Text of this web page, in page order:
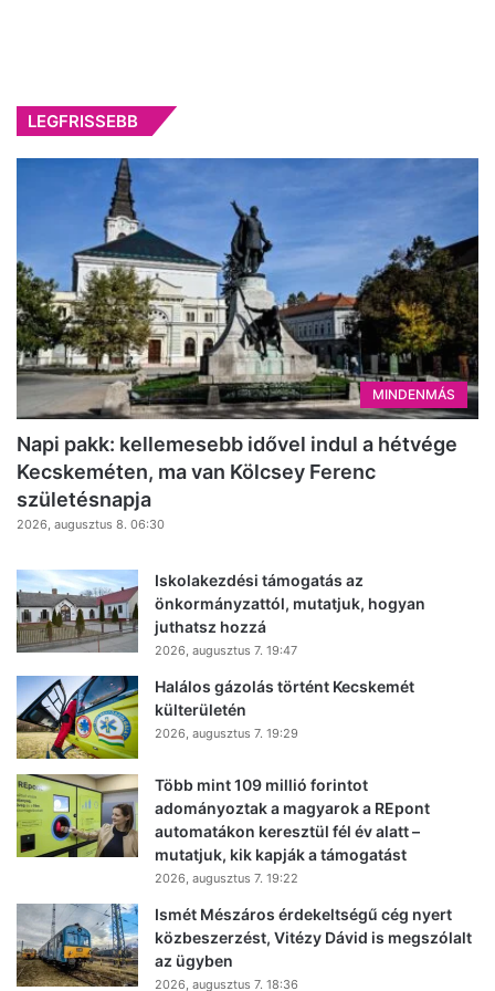
LEGFRISSEBB
MINDENMÁS
Napi pakk: kellemesebb idővel indul a hétvége
Kecskeméten, ma van Kölcsey Ferenc
születésnapja
2026, augusztus 8. 06:30
Iskolakezdési támogatás az
önkormányzattól, mutatjuk, hogyan
juthatsz hozzá
2026, augusztus 7. 19:47
Halálos gázolás történt Kecskemét
külterületén
2026, augusztus 7. 19:29
Több mint 109 millió forintot
adományoztak a magyarok a REpont
automatákon keresztül fél év alatt –
mutatjuk, kik kapják a támogatást
2026, augusztus 7. 19:22
Ismét Mészáros érdekeltségű cég nyert
közbeszerzést, Vitézy Dávid is megszólalt
az ügyben
2026, augusztus 7. 18:36